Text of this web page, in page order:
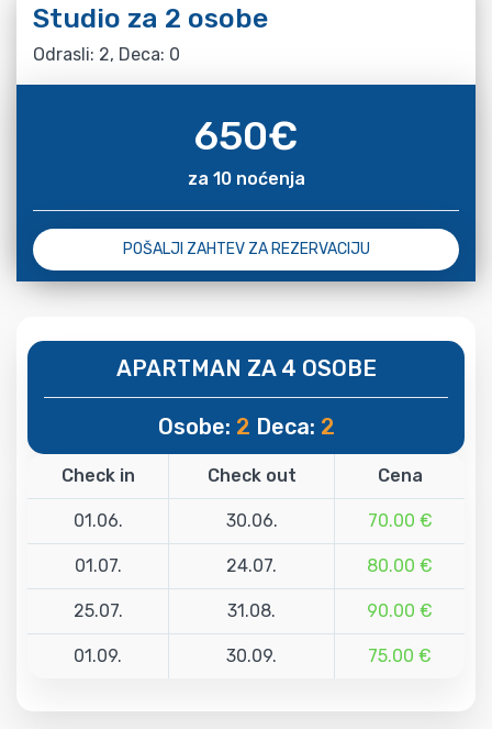
Studio za 2 osobe
Odrasli: 2, Deca: 0
650€
za 10 noćenja
POŠALJI ZAHTEV ZA REZERVACIJU
APARTMAN ZA 4 OSOBE
Osobe: 2 Deca: 2
Check in Check out Cena
01.06. 30.06. 70.00 €
01.07. 24.07. 80.00 €
25.07. 31.08. 90.00 €
01.09. 30.09. 75.00 €